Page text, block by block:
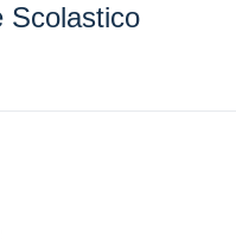
Scolastico